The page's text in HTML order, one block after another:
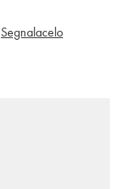
Segnalacelo